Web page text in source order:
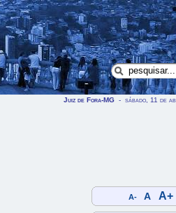
Juiz de Fora-MG - sábado, 11 de
A- A A+